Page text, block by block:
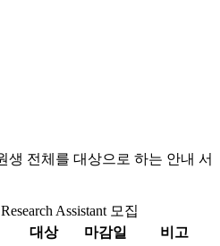
생 전체를 대상으로 하는 안내 서
Assistant 모집
대상 마감일
비고